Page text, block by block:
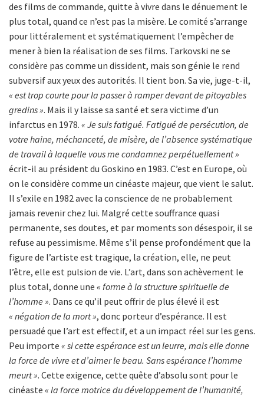
des films de commande, quitte à vivre dans le dénuement le
plus total, quand ce n’est pas la misère. Le comité s’arrange
pour littéralement et systématiquement l’empêcher de
mener à bien la réalisation de ses films. Tarkovski ne se
considère pas comme un dissident, mais son génie le rend
subversif aux yeux des autorités. Il tient bon. Sa vie, juge-t-il,
« est trop courte pour la passer à ramper devant de pitoyables
gredins ». Mais il y laisse sa santé et sera victime d’un
infarctus en 1978. « Je suis fatigué. Fatigué de persécution, de
votre haine, méchanceté, de misère, de l’absence systématique
de travail à laquelle vous me condamnez perpétuellement »
écrit-il au président du Goskino en 1983. C’est en Europe, où
on le considère comme un cinéaste majeur, que vient le salut.
Il s’exile en 1982 avec la conscience de ne probablement
jamais revenir chez lui. Malgré cette souffrance quasi
permanente, ses doutes, et par moments son désespoir, il se
refuse au pessimisme. Même s’il pense profondément que la
figure de l’artiste est tragique, la création, elle, ne peut
l’être, elle est pulsion de vie. L’art, dans son achèvement le
plus total, donne une « forme à la structure spirituelle de
l’homme ». Dans ce qu’il peut offrir de plus élevé il est
« négation de la mort », donc porteur d’espérance. Il est
persuadé que l’art est effectif, et a un impact réel sur les gens.
Peu importe « si cette espérance est un leurre, mais elle donne
la force de vivre et d’aimer le beau. Sans espérance l’homme
meurt ». Cette exigence, cette quête d’absolu sont pour le
cinéaste « la force motrice du développement de l’humanité,